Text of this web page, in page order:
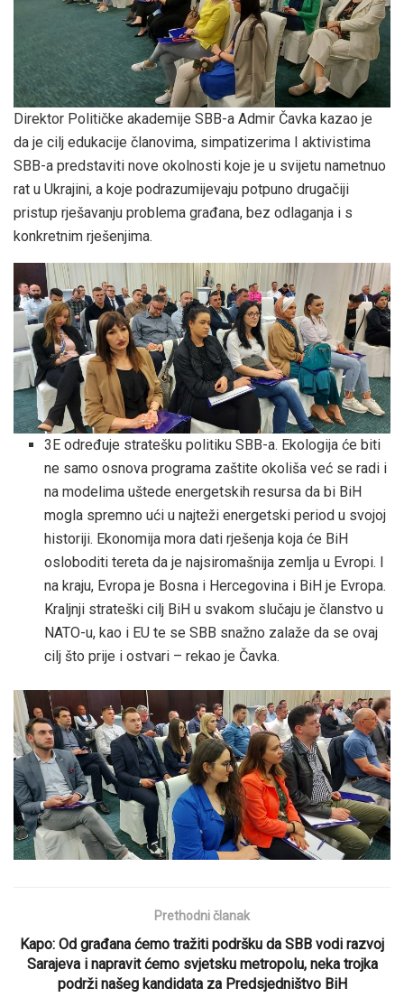
Direktor Političke akademije SBB-a Admir Čavka kazao je
da je cilj edukacije članovima, simpatizerima I aktivistima
SBB-a predstaviti nove okolnosti koje je u svijetu nametnuo
rat u Ukrajini, a koje podrazumijevaju potpuno drugačiji
pristup rješavanju problema građana, bez odlaganja i s
konkretnim rješenjima.
3E određuje stratešku politiku SBB-a. Ekologija će biti
ne samo osnova programa zaštite okoliša već se radi i
na modelima uštede energetskih resursa da bi BiH
mogla spremno ući u najteži energetski period u svojoj
historiji. Ekonomija mora dati rješenja koja će BiH
osloboditi tereta da je najsiromašnija zemlja u Evropi. I
na kraju, Evropa je Bosna i Hercegovina i BiH je Evropa.
Kraljnji strateški cilj BiH u svakom slučaju je članstvo u
NATO-u, kao i EU te se SBB snažno zalaže da se ovaj
cilj što prije i ostvari – rekao je Čavka.
Prethodni članak
Kapo: Od građana ćemo tražiti podršku da SBB vodi razvoj
Sarajeva i napravit ćemo svjetsku metropolu, neka trojka
podrži našeg kandidata za Predsjedništvo BiH